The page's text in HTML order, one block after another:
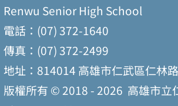
Renwu Senior High School
電話：(07) 372-1640
傳真：(07) 372-2499
地址：814014 高雄市仁武區仁林
版權所有 © 2018 - 2026 高雄市立